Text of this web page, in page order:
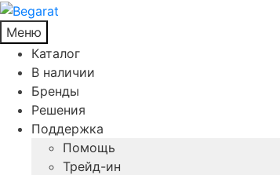
Меню
Каталог
В наличии
Бренды
Решения
Поддержка
Помощь
Трейд-ин